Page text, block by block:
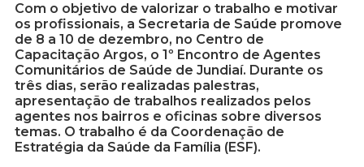
Com o objetivo de valorizar o trabalho e motivar
os profissionais, a Secretaria de Saúde promove
de 8 a 10 de dezembro, no Centro de
Capacitação Argos, o 1º Encontro de Agentes
Comunitários de Saúde de Jundiaí. Durante os
três dias, serão realizadas palestras,
apresentação de trabalhos realizados pelos
agentes nos bairros e oficinas sobre diversos
temas. O trabalho é da Coordenação de
Estratégia da Saúde da Família (ESF).